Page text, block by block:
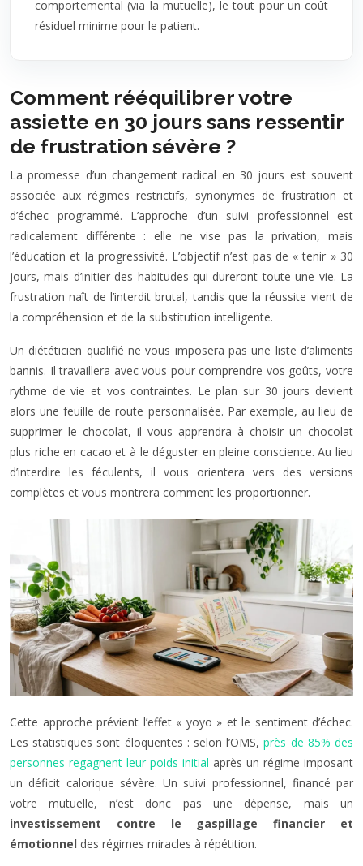
comportemental (via la mutuelle), le tout pour un coût
résiduel minime pour le patient.
Comment rééquilibrer votre
assiette en 30 jours sans ressentir
de frustration sévère ?
La promesse d’un changement radical en 30 jours est souvent
associée aux régimes restrictifs, synonymes de frustration et
d’échec programmé. L’approche d’un suivi professionnel est
radicalement différente : elle ne vise pas la privation, mais
l’éducation et la progressivité. L’objectif n’est pas de « tenir » 30
jours, mais d’initier des habitudes qui dureront toute une vie. La
frustration naît de l’interdit brutal, tandis que la réussite vient de
la compréhension et de la substitution intelligente.
Un diététicien qualifié ne vous imposera pas une liste d’aliments
bannis. Il travaillera avec vous pour comprendre vos goûts, votre
rythme de vie et vos contraintes. Le plan sur 30 jours devient
alors une feuille de route personnalisée. Par exemple, au lieu de
supprimer le chocolat, il vous apprendra à choisir un chocolat
plus riche en cacao et à le déguster en pleine conscience. Au lieu
d’interdire les féculents, il vous orientera vers des versions
complètes et vous montrera comment les proportionner.
Cette approche prévient l’effet « yoyo » et le sentiment d’échec.
Les statistiques sont éloquentes : selon l’OMS,près de 85% des
personnes regagnent leur poids initial après un régime imposant
un déficit calorique sévère. Un suivi professionnel, financé par
votre mutuelle, n’est donc pas une dépense, mais un
investissement contre le gaspillage financier et
émotionnel des régimes miracles à répétition.